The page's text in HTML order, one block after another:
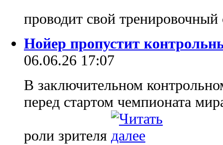
проводит свой
Нойер пропустит
06.06.26 17:07
В заключительном
перед стартом чемпионата
роли зрителя